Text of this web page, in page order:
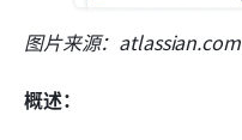
图片来源：atlassian.com
概述：